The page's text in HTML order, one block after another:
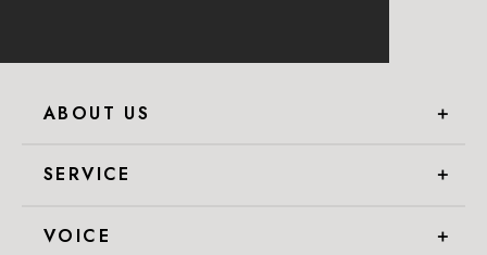
ABOUT US ＋
SERVICE ＋
VOICE ＋